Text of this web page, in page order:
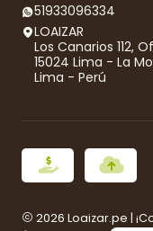
51933096334
LOAIZAR
Los Canarios 112,
15024 Lima - La
Lima - Perú
2026 Loaizar.pe |